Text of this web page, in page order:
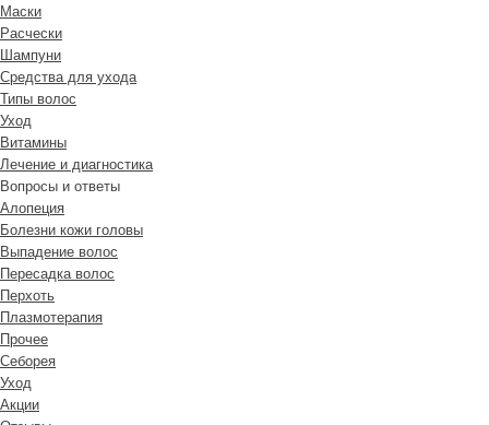
Маски
Расчески
Шампуни
Средства для ухода
Типы волос
Уход
Витамины
Лечение и диагностика
Вопросы и ответы
Алопеция
Болезни кожи головы
Выпадение волос
Пересадка волос
Перхоть
Плазмотерапия
Прочее
Себорея
Уход
Акции